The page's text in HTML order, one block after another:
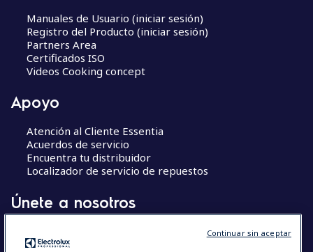
Manuales de Usuario (iniciar sesión)
Registro del Producto (iniciar sesión)
Partners Area
Certificados ISO
Videos Cooking concept
Apoyo
Atención al Cliente Essentia
Acuerdos de servicio
Encuentra tu distribuidor
Localizador de servicio de repuestos
Únete a nosotros
Chef’s Hub
Continuar sin aceptar